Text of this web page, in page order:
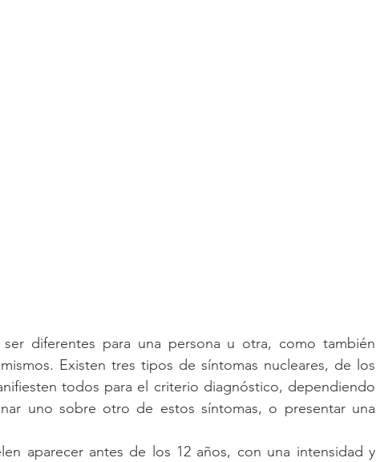
diferentes para una persona u otra, como también
Existen tres tipos de síntomas nucleares, de los
todos para el criterio diagnóstico, dependiendo
uno sobre otro de estos síntomas, o presentar una
aparecer antes de los 12 años, con una intensidad y